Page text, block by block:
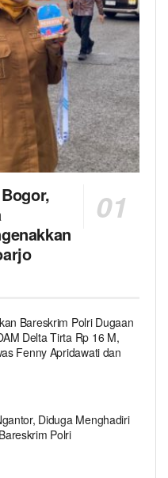
Bareskrim Polri Dugaan
Delta Tirta Rp 16 M,
Fenny Apridawati dan
Diduga Menghadiri
Polri